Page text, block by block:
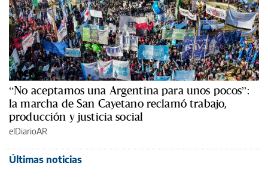
“No aceptamos una Argentina para unos pocos”:
la marcha de San Cayetano reclamó trabajo,
producción y justicia social
elDiarioAR
Últimas noticias